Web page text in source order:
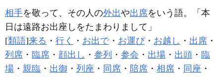
相手を敬って、その人の外出や出席をいう語。「本
日は遠路お出座し をたまわりまして」
[類語]来る ・ 行く ・ お出で・ お運び・ お越し ・ 出席 ・
列席 ・ 臨席 ・ 顔出し ・ 参列 ・ 参会 ・ 出場 ・ 出頭 ・ 臨
場 ・ 親臨 ・ 出御 ・ 列座 ・ 同席 ・ 陪席 ・ 相席 ・ 同座 ・